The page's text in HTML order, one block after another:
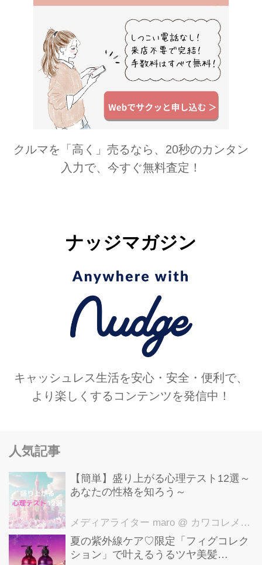
クルマを「高く」売るなら、20秒のカンタン
入力で、今すぐ無料査定！
ナッジマガジン
キャッシュレス生活を安心・安全・便利で、
より楽しくするコンテンツを発信中！
人気記事
【簡単】盛り上がる心理テスト12選～
あなたの性格を知ろう～
メディアライター maro @ カワコレメディア編集部
夏の紫外線ケア♡限定「フィグコレク
ション」で叶えるうるツヤ美髪